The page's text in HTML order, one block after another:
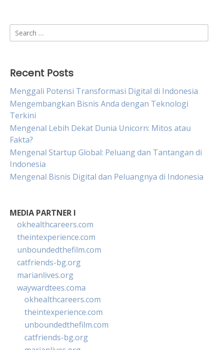
Search
for:
Recent Posts
Menggali Potensi Transformasi Digital di Indonesia
Mengembangkan Bisnis Anda dengan Teknologi
Terkini
Mengenal Lebih Dekat Dunia Unicorn: Mitos atau
Fakta?
Mengenal Startup Global: Peluang dan Tantangan di
Indonesia
Mengenal Bisnis Digital dan Peluangnya di Indonesia
MEDIA PARTNER I
okhealthcareers.com
theintexperience.com
unboundedthefilm.com
catfriends-bg.org
marianlives.org
waywardtees.coma
okhealthcareers.com
theintexperience.com
unboundedthefilm.com
catfriends-bg.org